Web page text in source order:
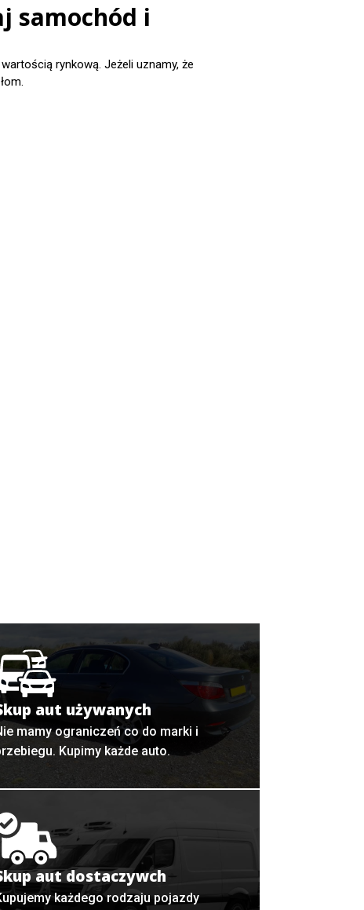
samochód i
rynkową. Jeżeli uznamy, że
aut używanych
mamy ograniczeń co do marki i
Kupimy każde auto.
aut dostaczywch
każdego rodzaju pojazdy